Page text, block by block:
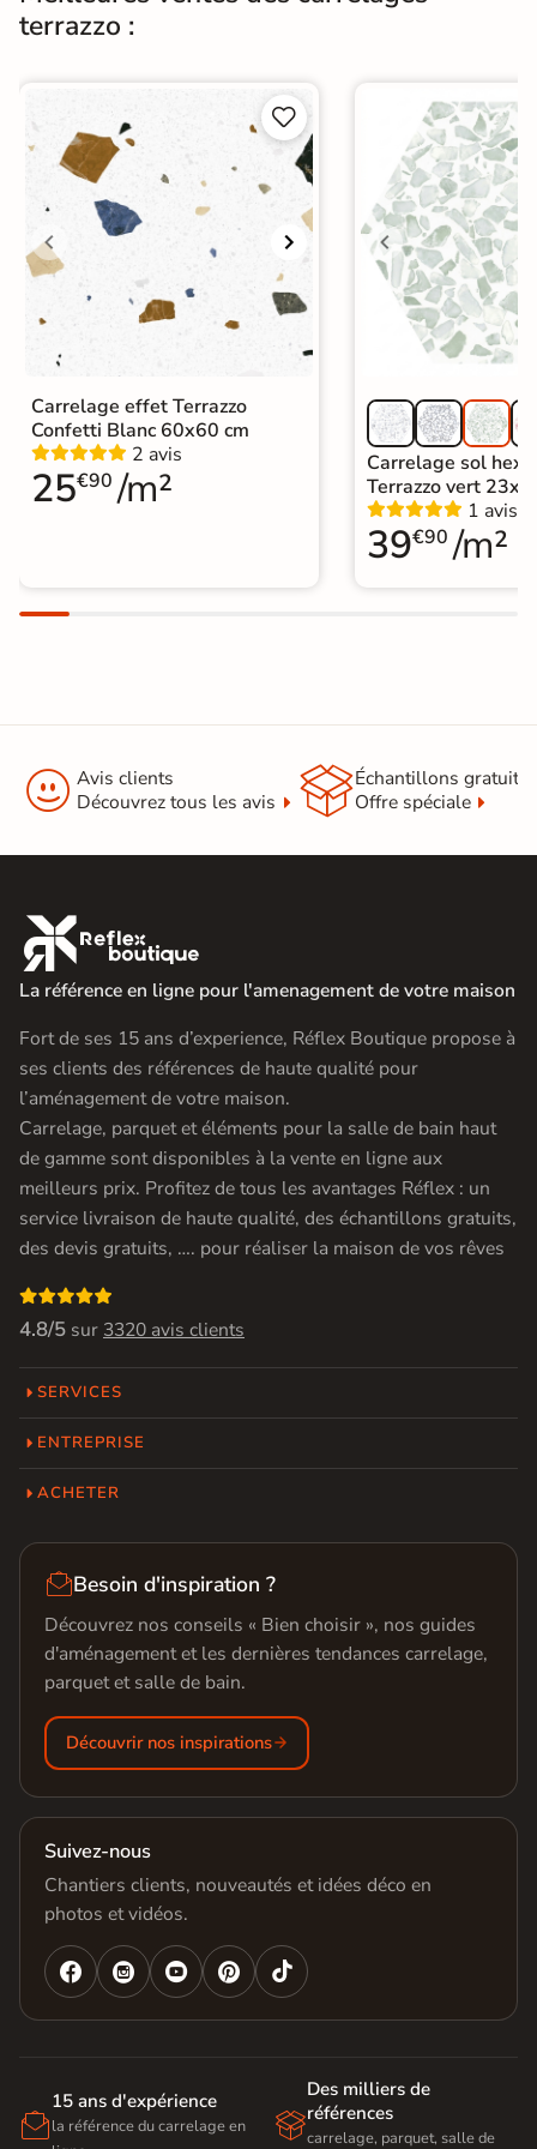
Carrelage salon moderne
Carrelage Chambre
Carrelage WC
terrazzo :


Carrelage effet Terrazzo
Confetti Blanc 60x60 cm
2 avis
25€90 /m²
Carrelage sol
Terrazzo vert
1 avis
39€90 /m²
 Avis clients
Découvrez tous les avis
Échantillons gratuit
Offre spéciale

La référence en ligne pour l'amenagement de votre maison
Fort de ses 15 ans d’experience, Réflex Boutique propose à
ses clients des références de haute qualité pour
l’aménagement de votre maison.
Carrelage, parquet et éléments pour la salle de bain haut
de gamme sont disponibles à la vente en ligne aux
meilleurs prix. Profitez de tous les avantages Réflex : un
service livraison de haute qualité, des échantillons gratuits,
des devis gratuits, …. pour réaliser la maison de vos rêves

4.8/5 sur 3320 avis clients
SERVICES
ENTREPRISE
ACHETER
Besoin d'inspiration ?
Découvrez nos conseils « Bien choisir », nos guides
d'aménagement et les dernières tendances carrelage,
parquet et salle de bain.
Découvrir nos inspirations
Suivez-nous
Chantiers clients, nouveautés et idées déco en
photos et vidéos.
   

15 ans d'expérience
la référence du carrelage en

Des milliers de
références
carrelage, parquet, salle de